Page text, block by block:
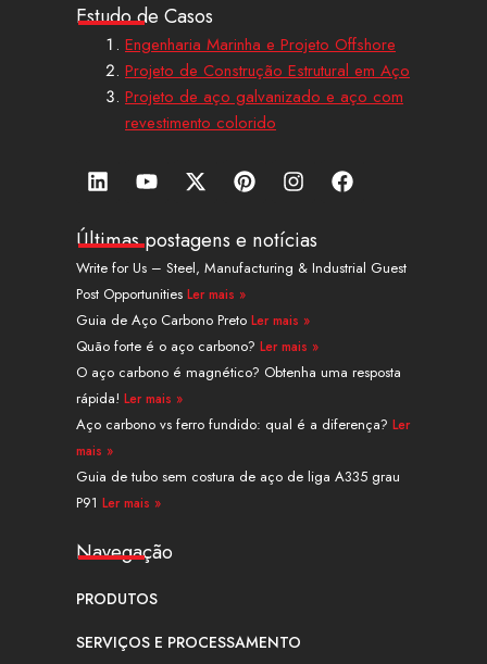
Estudo de Casos
Engenharia Marinha e Projeto Offshore
Projeto de Construção Estrutural em Aço
Projeto de aço galvanizado e aço com
revestimento colorido
L
i
k
e
d
i
n
Y
o
t
u
b
e
X
-
w
i
t
t
e
r
P
i
t
e
r
e
s
t
I
n
t
a
g
a
m
F
a
b
o
Últimas postagens e notícias
Write for Us – Steel, Manufacturing & Industrial Guest
Post Opportunities Ler mais »
Guia de Aço Carbono Preto Ler mais »
Quão forte é o aço carbono? Ler mais »
O aço carbono é magnético? Obtenha uma resposta
rápida! Ler mais »
Aço carbono vs ferro fundido: qual é a diferença? Ler
mais »
Guia de tubo sem costura de aço de liga A335 grau
P91 Ler mais »
Navegação
PRODUTOS
SERVIÇOS E PROCESSAMENTO